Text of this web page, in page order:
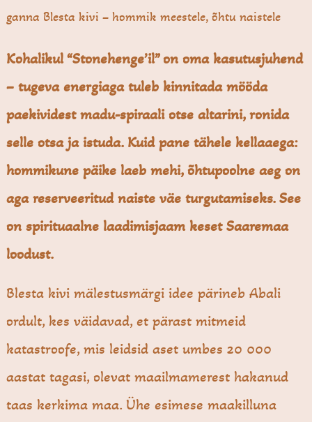
ganna Blesta kivi – hommik meestele, õhtu naistele
Kohalikul “Stonehenge’il” on oma kasutusjuhend
– tugeva energiaga tuleb kinnitada mööda
paekividest madu-spiraali otse altarini, ronida
selle otsa ja istuda. Kuid pane tähele kellaaega:
hommikune päike laeb mehi, õhtupoolne aeg on
aga reserveeritud naiste väe turgutamiseks. See
on spirituaalne laadimisjaam keset Saaremaa
loodust.
Blesta kivi mälestusmärgi idee pärineb Abali
ordult, kes väidavad, et pärast mitmeid
katastroofe, mis leidsid aset umbes 20 000
aastat tagasi, olevat maailmamerest hakanud
taas kerkima maa. Ühe esimese maakilluna